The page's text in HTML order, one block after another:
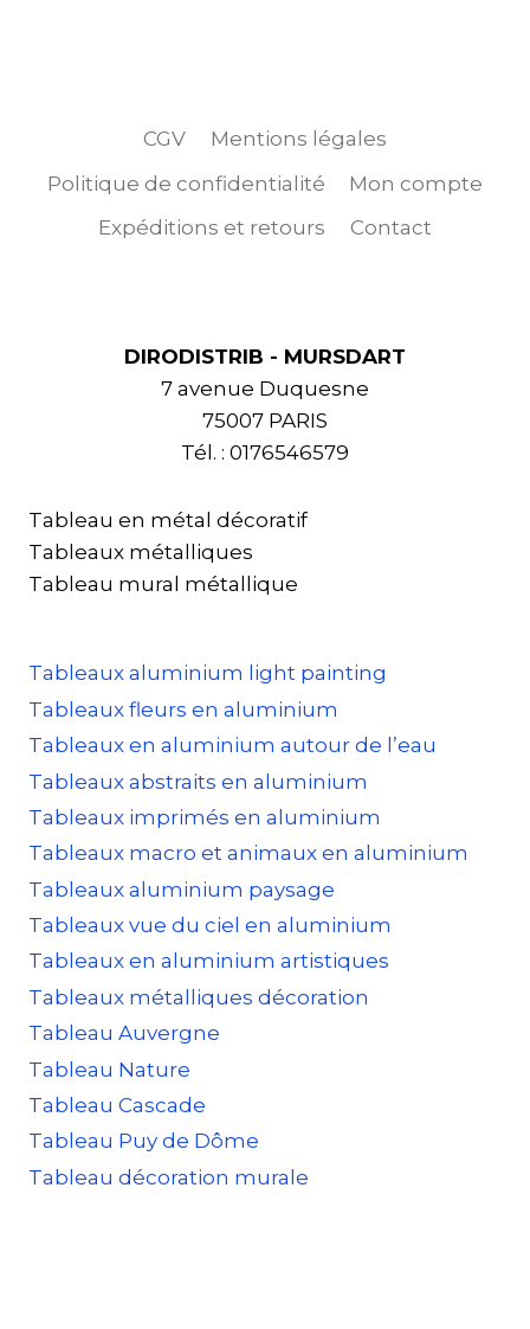
CGV
Mentions légales
Politique de confidentialité
Mon compte
Expéditions et retours
Contact
DIRODISTRIB - MURSDART
7 avenue Duquesne
75007 PARIS
Tél. : 0176546579
Tableau en métal décoratif
Tableaux métalliques
Tableau mural métallique
Tableaux aluminium light painting
Tableaux fleurs en aluminium
Tableaux en aluminium autour de l’eau
Tableaux abstraits en aluminium
Tableaux imprimés en aluminium
Tableaux macro et animaux en aluminium
Tableaux aluminium paysage
Tableaux vue du ciel en aluminium
Tableaux en aluminium artistiques
Tableaux métalliques décoration
Tableau Auvergne
Tableau Nature
Tableau Cascade
Tableau Puy de Dôme
Tableau décoration murale